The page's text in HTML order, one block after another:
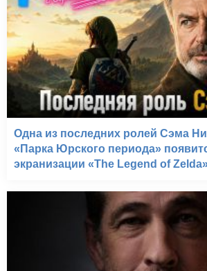
Одна из последних ролей Сэма
«Парка Юрского периода»
экранизации «The Legend of